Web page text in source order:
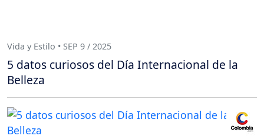
Vida y Estilo • SEP 9 / 2025
5 datos curiosos del Día Internacional de la
Belleza